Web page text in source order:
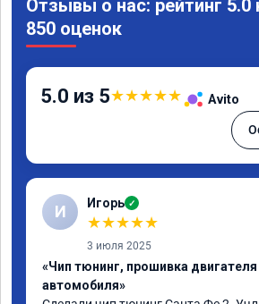
Отзывы о нас: рейтинг 5.0
850 оценок
5.0 из 5★★★★★ Avito
И Игорь ✓
★★★★★
3 июля 2025
«Чип тюнинг, прошивка двигателя
автомобиля»